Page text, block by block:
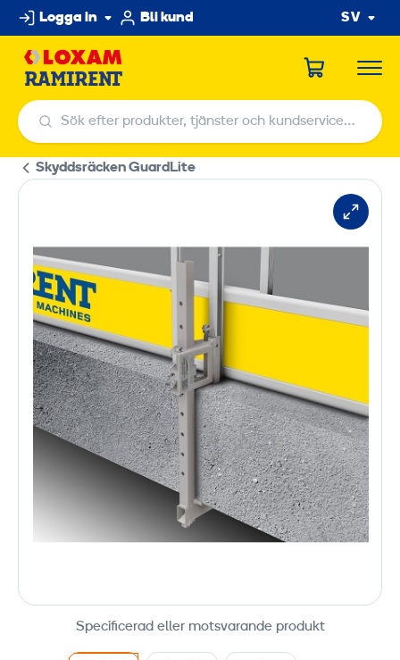
Hoppa
till
innehållet
Logga in Bli kund SV
Sök efter produkter, tjänster och kundservicecenter
Sök efter produkter, tjänster och kundservicecenter
Skyddsräcken GuardLite
Specificerad eller motsvarande produkt